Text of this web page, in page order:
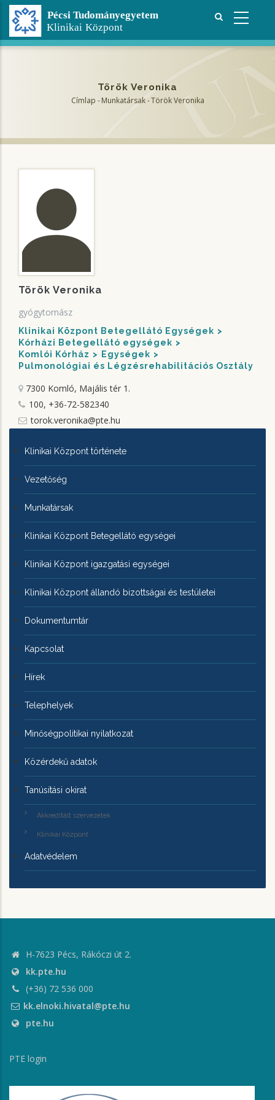
Ugrás
tartalomra
Török Veronika
Címlap - Munkatársak -Török Veronika
Török Veronika
gyógytornász
Klinikai Központ Betegellátó Egységek
Kórházi Betegellátó egységek
Komlói Kórház
Egységek
Pulmonológiai és Légzésrehabilitációs Osztály
7300 Komló, Majális tér 1.
100, +36-72-582340
torok.veronika@pte.hu
KLINIKAI
KÖZPONTRÓL
Klinikai Központ története
Vezetőség
Munkatársak
Klinikai Központ Betegellátó egységei
Klinikai Központ igazgatási egységei
Klinikai Központ állandó bizottságai és testületei
Dokumentumtár
Kapcsolat
Hírek
Telephelyek
Minőségpolitikai nyilatkozat
Közérdekű adatok
Tanúsítási okirat
Akkreditált szervezetek
Klinikai Központ
Adatvédelem
H-7623 Pécs, Rákóczi út 2.
kk.pte.hu
(+36) 72 536 000
kk.elnoki.hivatal@pte.hu
pte.hu
PTE login